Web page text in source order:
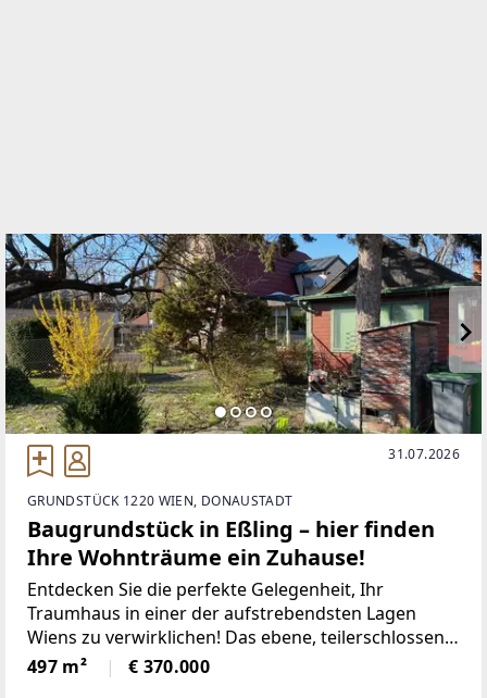
31.07.2026
GRUNDSTÜCK 1220 WIEN, DONAUSTADT
Baugrundstück in Eßling – hier finden
Ihre Wohnträume ein Zuhause!
Entdecken Sie die perfekte Gelegenheit, Ihr
Traumhaus in einer der aufstrebendsten Lagen
Wiens zu verwirklichen! Das ebene, teilerschlossene
Grundstück im 22. Bezirk, mit einer Fläche von 497
m² lt. Grundbuch, besticht durch seine sonnige,
497 m² € 370.000